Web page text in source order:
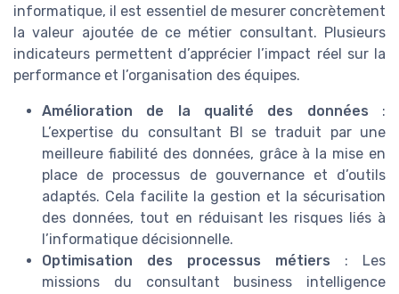
informatique, il est essentiel de mesurer concrètement
la valeur ajoutée de ce métier consultant. Plusieurs
indicateurs permettent d’apprécier l’impact réel sur la
performance et l’organisation des équipes.
Amélioration de la qualité des données :
L’expertise du consultant BI se traduit par une
meilleure fiabilité des données, grâce à la mise en
place de processus de gouvernance et d’outils
adaptés. Cela facilite la gestion et la sécurisation
des données, tout en réduisant les risques liés à
l’informatique décisionnelle.
Optimisation des processus métiers : Les
missions du consultant business intelligence